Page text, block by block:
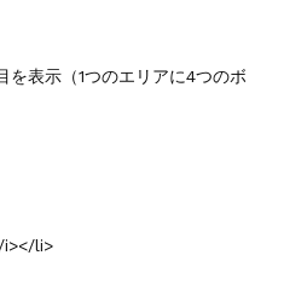
表示（1つのエリアに4つのボ
i></li>